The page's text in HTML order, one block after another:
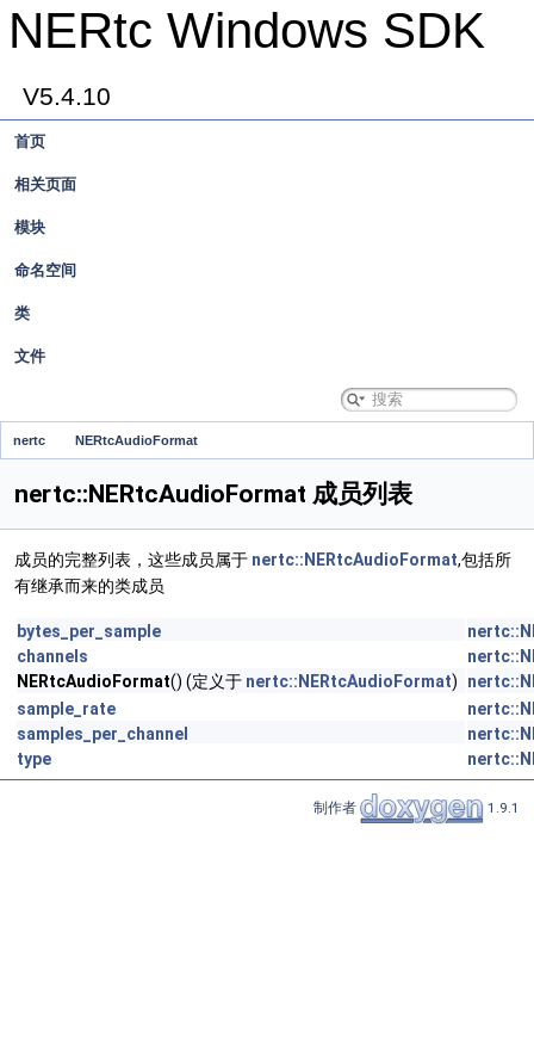
NERtc Windows SDK
V5.4.10
首页
相关页面
模块
命名空间
类
文件
nertc NERtcAudioFormat
nertc::NERtcAudioFormat 成员列表
成员的完整列表，这些成员属于 nertc::NERtcAudioFormat,包括所
有继承而来的类成员
bytes_per_sample
channels
NERtcAudioFormat() (定义于 nertc::NERtcAudioFormat)
sample_rate
samples_per_channel
type
制作者 1.9.1